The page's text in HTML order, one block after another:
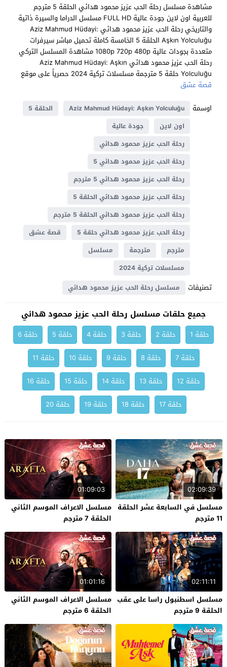
مشاهدة مسلسل رحلة الحب عزيز محمود هدائي الحلقة 5 مترجم
للعربية اون لاين جودة عالية FULL HD مسلسل الدراما والسيرة ذاتية
والتاريخي رحلة الحب عزيز محمود هدائي Aziz Mahmud Hüdayi:
Aşkın Yolculuğu الحلقة 5 الخامسة كاملة تحميل مباشر سيرفرات
متعددة بجودات عالية 1080p 720p 480p مشاهدة المسلسل التركي
رحلة الحب عزيز محمود هدائي Aziz Mahmud Hüdayi: Aşkın
Yolculuğu حلقة 5 مترجمة مسلسلات تركية 2024 حصرياً على موقع
قصة عشق
اوسمة
Aziz Mahmud Hüdayi: Aşkın Yolculuğu
الحلقة 5
اون لاين
جودة عالية
رحلة الحب عزيز محمود هدائي
رحلة الحب عزيز محمود هدائي 5
رحلة الحب عزيز محمود هدائي 5 مترجم
رحلة الحب عزيز محمود هدائي الحلقة 5
رحلة الحب عزيز محمود هدائي الحلقة 5 مترجم
رحلة الحب عزيز محمود هدائي حلقة 5
قصة عشق
مترجم
مترجمة
مسلسل
مسلسلات تركية 2024
تصنيفات مسلسل رحلة الحب عزيز محمود هدائي
جميع حلقات مسلسل رحلة الحب عزيز محمود هدائي
حلقة 1 حلقة 2 حلقة 3 حلقة 4 حلقة 5
حلقة 6
حلقة 7
حلقة 8 حلقة 9 حلقة 10
حلقة 11
حلقة 12
حلقة 13 حلقة 14 حلقة 15
حلقة 16
حلقة 17
حلقة 18 حلقة 19 حلقة 20
02:09:39
مسلسل في السابعة عشر الحلقة
11 مترجم
01:09:03
مسلسل الاعراف الموسم الثاني
الحلقة 7 مترجم
02:11:11
مسلسل اسطنبول راسا على عقب
الحلقة 9 مترجم
01:01:16
مسلسل الاعراف الموسم الثاني
الحلقة 6 مترجم